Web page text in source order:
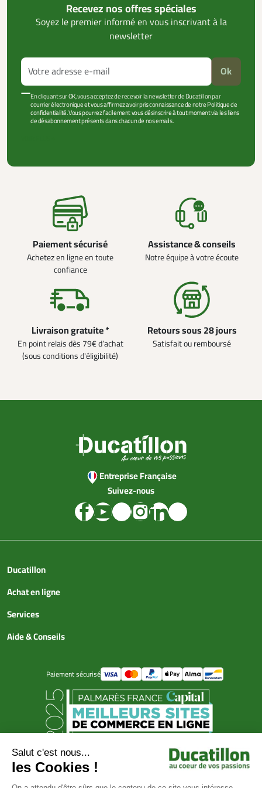
Recevez nos offres spéciales
Soyez le premier informé en vous inscrivant à la
newsletter
Ok
En cliquant sur OK, vous acceptez de recevoir la newsletter de Ducatillon par
courrier électronique et vous affirmez avoir pris connaissance de notre Politique de
confidentialité. Vous pourrez facilement vous désinscrire à tout moment via les liens
de désabonnement présents dans chacun de nos emails.
Paiement sécurisé
Achetez en ligne en toute
confiance
Assistance & conseils
Notre équipe à votre écoute
Livraison gratuite *
En point relais dès 79€ d’achat
(sous conditions d'éligibilité)
Retours sous 28 jours
Satisfait ou remboursé
Entreprise Française
Suivez-nous
Ducatillon
Achat en ligne
Services
Aide & Conseils
Paiement sécurisé